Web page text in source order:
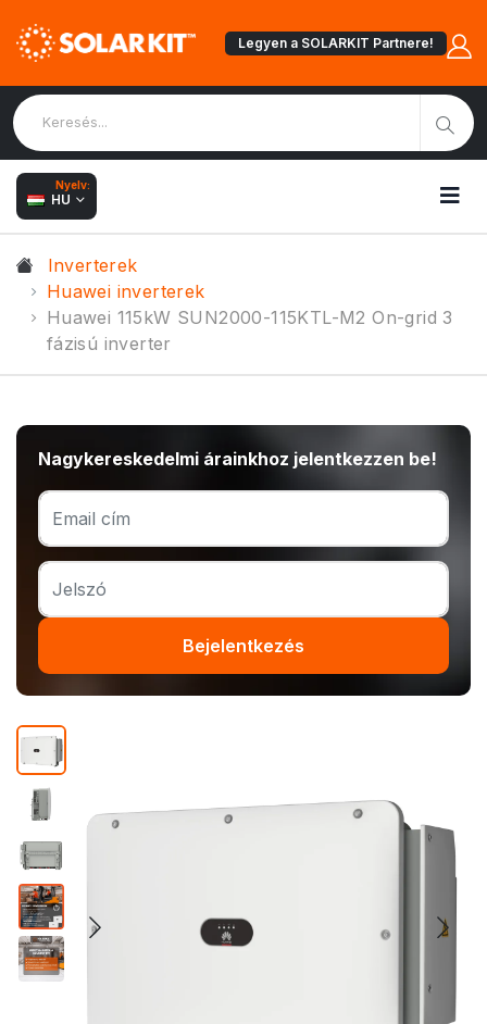
Legyen a SOLARKIT Partnere!
Nyelv:
HU
Inverterek
Huawei inverterek
Huawei 115kW SUN2000-115KTL-M2 On-grid 3
fázisú inverter
Nagykereskedelmi árainkhoz jelentkezzen be!
Bejelentkezés